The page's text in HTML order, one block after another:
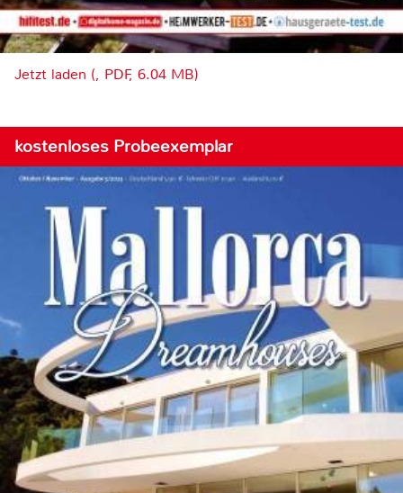
Jetzt laden (, PDF, 6.04 MB)
kostenloses Probeexemplar